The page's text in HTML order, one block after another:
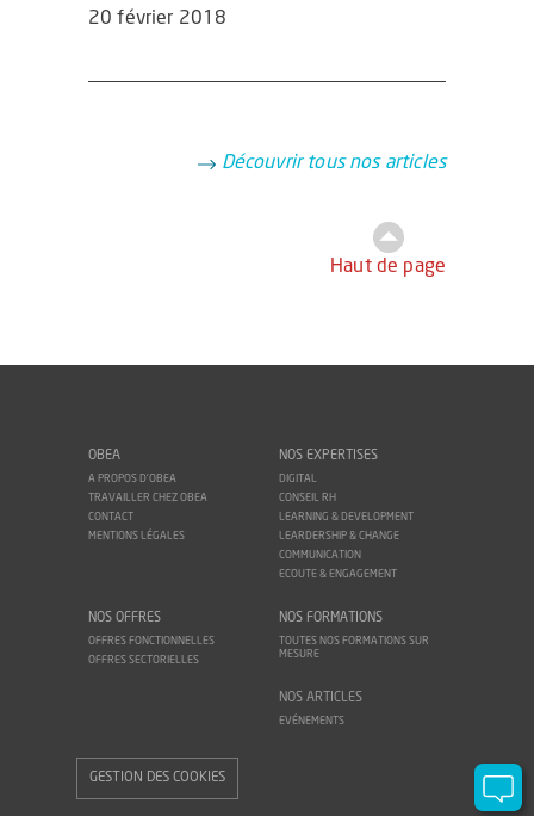
20 février 2018
Découvrir tous nos articles
Haut de page
OBEA
A PROPOS D'OBEA
TRAVAILLER CHEZ OBEA
CONTACT
MENTIONS LÉGALES
NOS EXPERTISES
DIGITAL
CONSEIL RH
LEARNING & DEVELOPMENT
LEARDERSHIP & CHANGE
COMMUNICATION
ECOUTE & ENGAGEMENT
NOS OFFRES
OFFRES FONCTIONNELLES
OFFRES SECTORIELLES
NOS FORMATIONS
TOUTES NOS FORMATIONS SUR
MESURE
NOS ARTICLES
EVÉNEMENTS
GESTION DES COOKIES